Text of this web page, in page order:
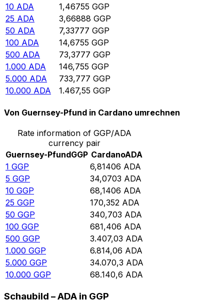
10 ADA 1,46755 GGP
25 ADA 3,66888 GGP
50 ADA 7,33777 GGP
100 ADA 14,6755 GGP
500 ADA 73,3777 GGP
1.000 ADA 146,755 GGP
5.000 ADA 733,777 GGP
10.000 ADA 1.467,55 GGP
Von Guernsey-Pfund in Cardano umrechnen
Rate information of GGP/ADA
currency pair
Guernsey-PfundGGP CardanoADA
1 GGP 6,81406 ADA
5 GGP 34,0703 ADA
10 GGP 68,1406 ADA
25 GGP 170,352 ADA
50 GGP 340,703 ADA
100 GGP 681,406 ADA
500 GGP 3.407,03 ADA
1.000 GGP 6.814,06 ADA
5.000 GGP 34.070,3 ADA
10.000 GGP 68.140,6 ADA
Schaubild – ADA in GGP